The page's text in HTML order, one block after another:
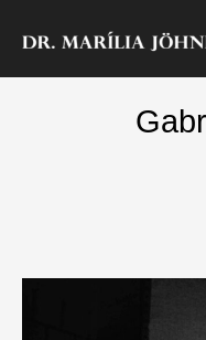
Inhalt